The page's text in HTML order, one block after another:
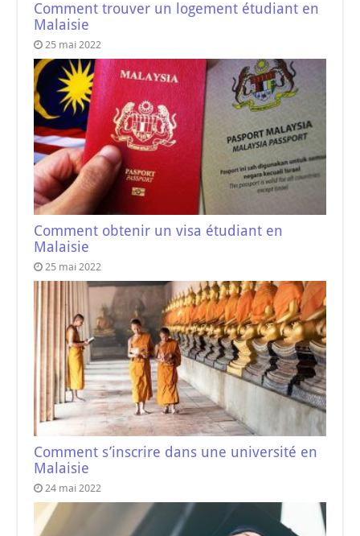
Comment trouver un logement étudiant en
Malaisie
25 mai 2022
Comment obtenir un visa étudiant en
Malaisie
25 mai 2022
Comment s’inscrire dans une université en
Malaisie
24 mai 2022